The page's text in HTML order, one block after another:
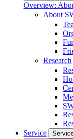
Overview:
About
Research
Service